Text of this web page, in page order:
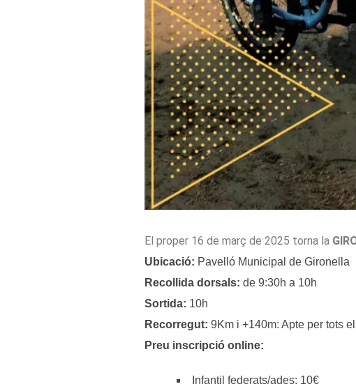
El proper 16 de març de 2025 torna la
Ubicació: Pavelló Municipal de Gironella
Recollida dorsals: de 9:30h a 10h
Sortida: 10h
Recorregut: 9Km i +140m: Apte per tots
Preu inscripció online:
Infantil federats/ades: 10€